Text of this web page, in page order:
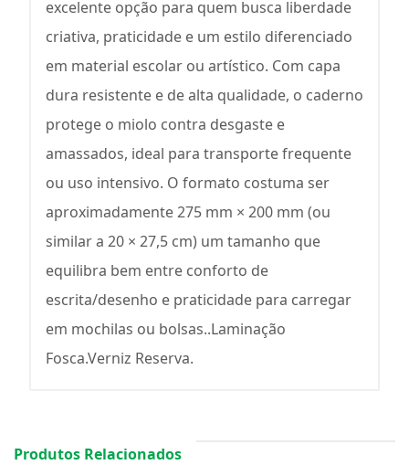
excelente opção para quem busca liberdade
criativa, praticidade e um estilo diferenciado
em material escolar ou artístico. Com capa
dura resistente e de alta qualidade, o caderno
protege o miolo contra desgaste e
amassados, ideal para transporte frequente
ou uso intensivo. O formato costuma ser
aproximadamente 275 mm × 200 mm (ou
similar a 20 × 27,5 cm) um tamanho que
equilibra bem entre conforto de
escrita/desenho e praticidade para carregar
em mochilas ou bolsas..Laminação
Fosca.Verniz Reserva.
Produtos Relacionados